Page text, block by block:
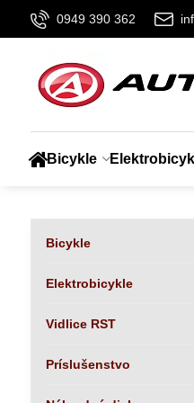
0949 390 362
Bicykle
Bicykle
Elektrobicykle
Vidlice RST
Príslušenstvo